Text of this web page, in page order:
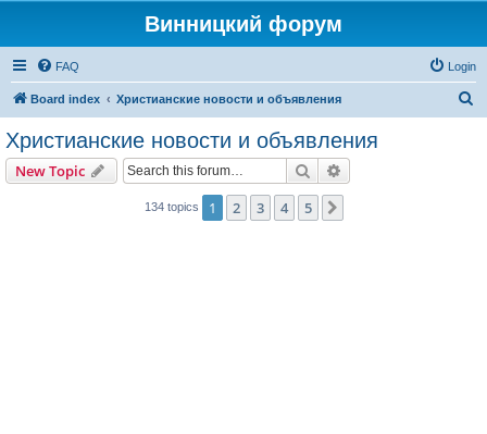
Винницкий форум
FAQ Login
Board index Христианские новости и объявления
Христианские новости и объявления
New Topic Search
134 topics 1 2 3 4 5